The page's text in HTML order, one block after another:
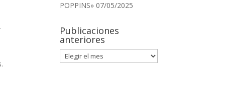
POPPINS» 07/05/2025
Publicaciones
anteriores